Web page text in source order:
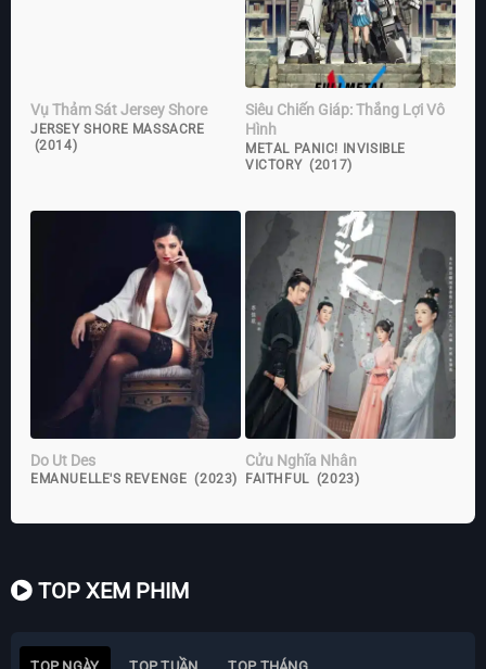
Vụ Thảm Sát Jersey Shore
JERSEY SHORE MASSACRE
(2014)
Siêu Chiến Giáp: Thắng Lợi Vô
Hình
METAL PANIC! INVISIBLE
VICTORY (2017)
Do Ut Des
EMANUELLE'S REVENGE (2023)
Cửu Nghĩa Nhân
FAITHFUL (2023)
TOP XEM PHIM